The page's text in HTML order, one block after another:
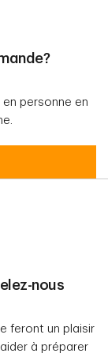
personne en
nous
feront un plaisir
à préparer